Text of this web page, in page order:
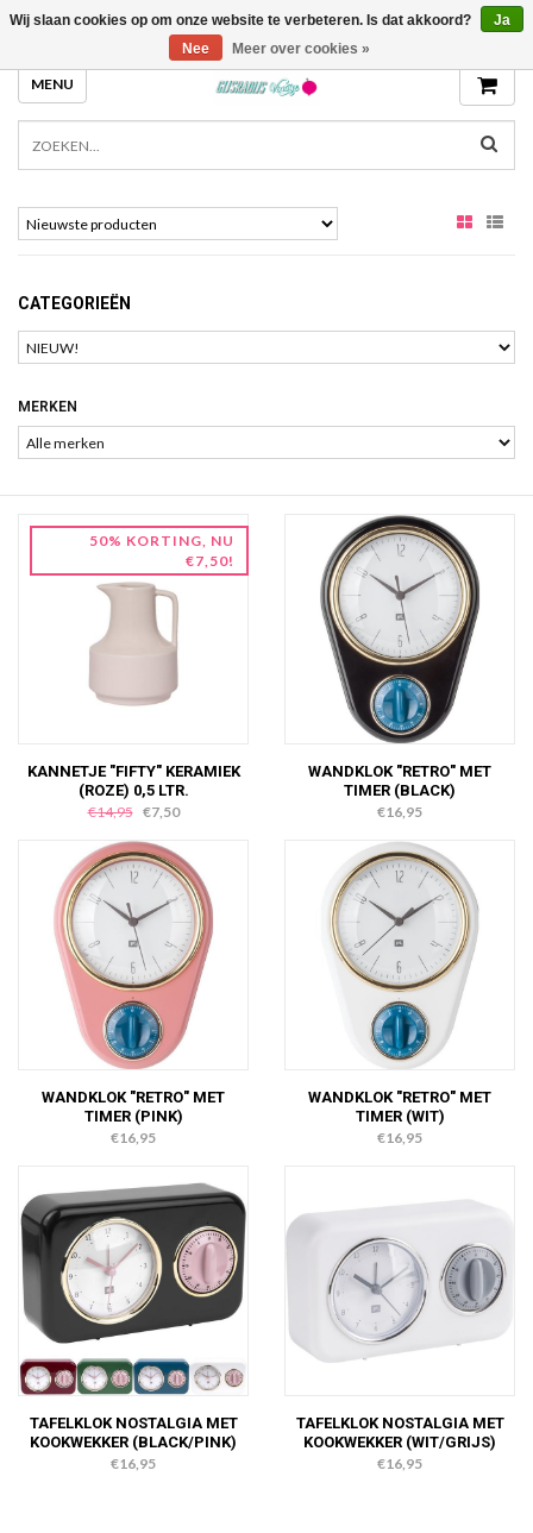
GIJSRADIJS.NL
MENU
CATEGORIEËN
MERKEN
50% KORTING, NU
€7,50!
KANNETJE "FIFTY" KERAMIEK
(ROZE) 0,5 LTR.
€14,95 €7,50
WANDKLOK "RETRO" MET
TIMER (BLACK)
€16,95
WANDKLOK "RETRO" MET
TIMER (PINK)
€16,95
WANDKLOK "RETRO" MET
TIMER (WIT)
€16,95
TAFELKLOK NOSTALGIA MET
KOOKWEKKER (BLACK/PINK)
€16,95
TAFELKLOK NOSTALGIA MET
KOOKWEKKER (WIT/GRIJS)
€16,95
Wij slaan cookies op om onze website te verbeteren. Is dat akkoord?
Ja
Nee
Meer over cookies »